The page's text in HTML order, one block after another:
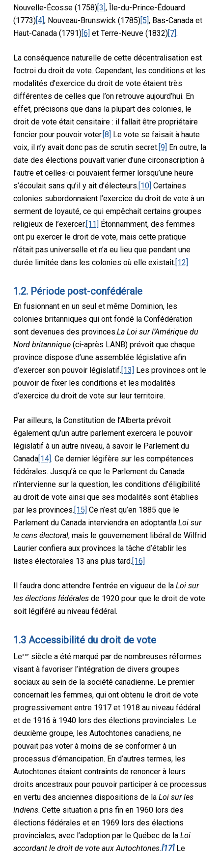
Nouvelle-Écosse (1758)[3], Île-du-Prince-Édouard
(1773)[4], Nouveau-Brunswick (1785)[5], Bas-Canada et
Haut-Canada (1791)[6] et Terre-Neuve (1832)[7].
La conséquence naturelle de cette décentralisation est
l’octroi du droit de vote. Cependant, les conditions et les
modalités d’exercice du droit de vote étaient très
différentes de celles que l’on retrouve aujourd’hui. En
effet, précisons que dans la plupart des colonies, le
droit de vote était censitaire : il fallait être propriétaire
foncier pour pouvoir voter.[8] Le vote se faisait à haute
voix, il n’y avait donc pas de scrutin secret.[9] En outre, la
date des élections pouvait varier d’une circonscription à
l’autre et celles-ci pouvaient fermer lorsqu’une heure
s’écoulait sans qu’il y ait d’électeurs.[10] Certaines
colonies subordonnaient l’exercice du droit de vote à un
serment de loyauté, ce qui empêchait certains groupes
religieux de l’exercer.[11] Étonnamment, des femmes
ont pu exercer le droit de vote, mais cette pratique
n’était pas universelle et n’a eu lieu que pendant une
durée limitée dans les colonies où elle existait.[12]
1.2. Période post-confédérale
En fusionnant en un seul et même Dominion, les
colonies britanniques qui ont fondé la Confédération
sont devenues des provinces.La Loi sur l’Amérique du
Nord britannique(ci-après LANB) prévoit que chaque
province dispose d’une assemblée législative afin
d’exercer son pouvoir législatif.[13] Les provinces ont le
pouvoir de fixer les conditions et les modalités
d’exercice du droit de vote sur leur territoire.
Par ailleurs, la Constitution de l’Alberta prévoit
également qu’un autre parlement exercera le pouvoir
législatif à un autre niveau, à savoir le Parlement du
Canada[14]. Ce dernier légifère sur les compétences
fédérales. Jusqu’à ce que le Parlement du Canada
n’intervienne sur la question, les conditions d’éligibilité
au droit de vote ainsi que ses modalités sont établies
par les provinces.[15] Ce n’est qu’en 1885 que le
Parlement du Canada interviendra en adoptantla Loi sur
le cens électoral, mais le gouvernement libéral de Wilfrid
Laurier confiera aux provinces la tâche d’établir les
listes électorales 13 ans plus tard.[16]
Il faudra donc attendre l’entrée en vigueur de la Loi sur
les élections fédéralesde 1920 pour que le droit de vote
soit légiféré au niveau fédéral.
1.3 Accessibilité du droit de vote
LeXXesiècle a été marqué par de nombreuses réformes
visant à favoriser l’intégration de divers groupes
sociaux au sein de la société canadienne. Le premier
concernait les femmes, qui ont obtenu le droit de vote
progressivement entre 1917 et 1918 au niveau fédéral
et de 1916 à 1940 lors des élections provinciales. Le
deuxième groupe, les Autochtones canadiens, ne
pouvait pas voter à moins de se conformer à un
processus d’émancipation. En d’autres termes, les
Autochtones étaient contraints de renoncer à leurs
droits ancestraux pour pouvoir participer à ce processus
en vertu des anciennes dispositions de la Loi sur les
Indiens. Cette situation a pris fin en 1960 lors des
élections fédérales et en 1969 lors des élections
provinciales, avec l’adoption par le Québec de la Loi
accordant le droit de vote aux Autochtones.[17]Le